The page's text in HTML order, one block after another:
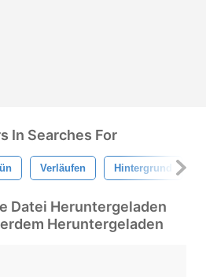
In Searches For
Verläufen Hintergrund
Datei Heruntergeladen
Heruntergeladen